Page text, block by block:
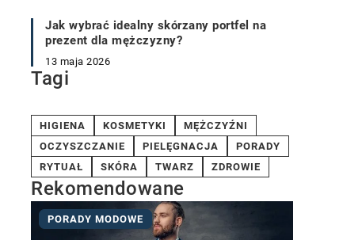
Jak wybrać idealny skórzany portfel na
prezent dla mężczyzny?
13 maja 2026
Tagi
HIGIENA KOSMETYKI
MĘŻCZYŹNI
OCZYSZCZANIE
PIELĘGNACJA
PORADY
RYTUAŁ
SKÓRA TWARZ ZDROWIE
Rekomendowane
PORADY MODOWE